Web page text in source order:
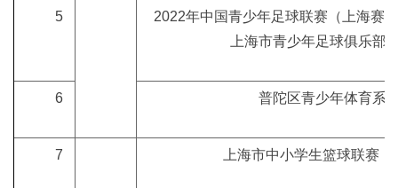
5
2022年中国青少年足球联赛（上海赛
上海市青少年足球俱乐部
6 普陀区青少年体育系
7 上海市中小学生篮球联赛